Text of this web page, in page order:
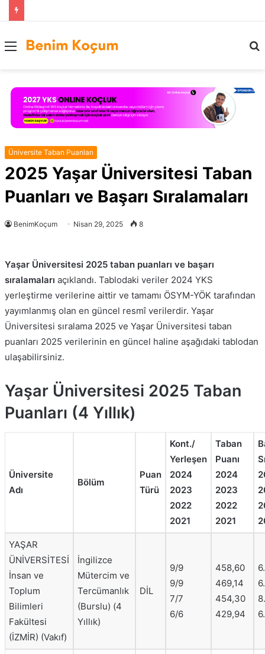
Menü
Üniversite Taban Puanları
2025 Yaşar Üniversitesi Taban
Puanları ve Başarı Sıralamaları
BenimKoçum Nisan 29, 2025 8
Yaşar Üniversitesi 2025 taban puanları ve başarı
sıralamaları açıklandı. Tablodaki veriler 2024 YKS
yerleştirme verilerine aittir ve tamamı ÖSYM-YÖK tarafından
yayımlanmış olan en güncel resmî verilerdir. Yaşar
Üniversitesi sıralama 2025 ve Yaşar Üniversitesi taban
puanları 2025 verilerinin en güncel haline aşağıdaki tablodan
ulaşabilirsiniz.
Yaşar Üniversitesi 2025 Taban
Puanları (4 Yıllık)
Üniversite
Adı
Bölüm
Puan
Türü
Kont./
Yerleşen
2024
2023
2022
2021
Taban
Puanı
2024
2023
2022
2021
YAŞAR
ÜNİVERSİTESİ
İnsan ve
Toplum
Bilimleri
Fakültesi
(İZMİR) (Vakıf)
İngilizce
Mütercim ve
Tercümanlık
(Burslu) (4
Yıllık)
DİL
9/9
9/9
7/7
6/6
458,60
469,14
454,30
429,94